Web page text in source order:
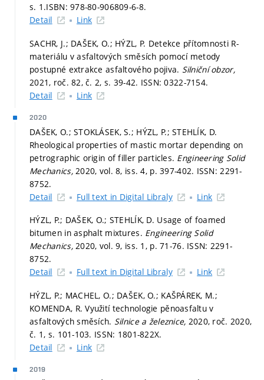
s. 1.ISBN: 978-80-906809-6-8.
Detail
Link
SACHR, J.; DAŠEK, O.; HÝZL, P. Detekce přítomnosti R-
materiálu v asfaltových směsích pomocí metody
postupné extrakce asfaltového pojiva. Silniční obzor,
2021, roč. 82, č. 2, s. 39-42. ISSN: 0322-7154.
Detail
Link
2020
DAŠEK, O.; STOKLÁSEK, S.; HÝZL, P.; STEHLÍK, D.
Rheological properties of mastic mortar depending on
petrographic origin of filler particles. Engineering Solid
Mechanics, 2020, vol. 8, iss. 4, p. 397-402. ISSN: 2291-
8752.
Detail
Full text in Digital Libraly Link
HÝZL, P.; DAŠEK, O.; STEHLÍK, D. Usage of foamed
bitumen in asphalt mixtures. Engineering Solid
Mechanics,2020, vol. 9, iss. 1, p. 71-76. ISSN: 2291-
8752.
Detail
Full text in Digital Libraly Link
HÝZL, P.; MACHEL, O.; DAŠEK, O.; KAŠPÁREK, M.;
KOMENDA, R. Využití technologie pěnoasfaltu v
asfaltových směsích. Silnice a železnice, 2020, roč. 2020,
č. 1, s. 101-103. ISSN: 1801-822X.
Detail
Link
2019